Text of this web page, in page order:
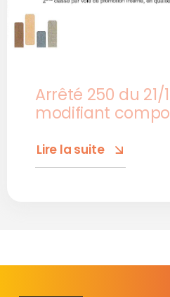
Arrêté 250 du 21/
modifiant
Lire la suite